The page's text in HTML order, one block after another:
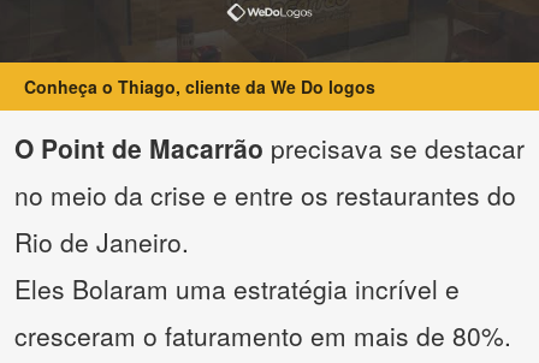
Conheça o Thiago, cliente da We Do logos
O Point de Macarrão precisava se destacar
no meio da crise e entre os restaurantes do
Rio de Janeiro.
Eles Bolaram uma estratégia incrível e
cresceram o faturamento em mais de 80%.